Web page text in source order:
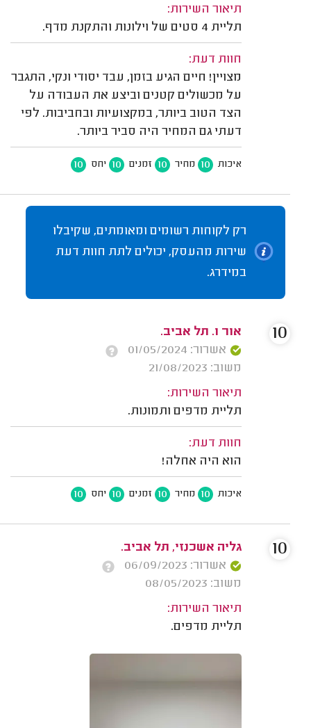
תיאור השירות:
תליית 4 סטים של וילונות והתקנת מדף.
חוות דעת:
מצויין! חיים הגיע בזמן, עבד יסודי ונקי, התגבר
על מכשולים קטנים וביצע את העבודה על
הצד הטוב ביותר, במקצועיות ובחביבות. לפי
דעתי גם המחיר היה סביר ביותר.
איכות 10 מחיר 10 זמנים 10 יחס 10
רק לקוחות רשומים ומאומתים, שקיבלו
שירות מהעסק, יכולים לתת חוות דעת
במידרג.
אור ו. תל אביב.
אשרור: 01/05/2024
משוב: 21/08/2023
תיאור השירות:
תליית מדפים ותמונות.
חוות דעת:
הוא היה אחלה!
איכות 10 מחיר 10 זמנים 10 יחס 10
10
גליה אשכנזי, תל אביב.
אשרור: 06/09/2023
משוב: 08/05/2023
תיאור השירות:
תליית מדפים.
10